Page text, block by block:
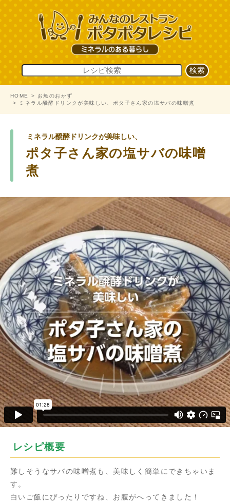
HOME
お魚のおかず
ミネラル醗酵ドリンクが美味しい、ポタ子さん家の塩サバの味噌煮
ミネラル醗酵ドリンクが美味しい、
ポタ子さん家の塩サバの味噌
煮
レシピ概要
難しそうなサバの味噌煮も、美味しく簡単にできちゃいま
す。
白いご飯にぴったりですね、お腹がへってきました！